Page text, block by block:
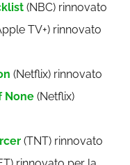
(NBC) rinnovato
TV+) rinnovato
(Netflix) rinnovato
None (Netflix)
(TNT) rinnovato